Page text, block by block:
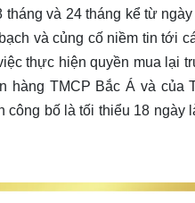
tháng và 24 tháng kể từ
và củng cố niềm tin tới
thực hiện quyền mua lại
hàng TMCP Bắc Á và
công bố là tối thiểu 18